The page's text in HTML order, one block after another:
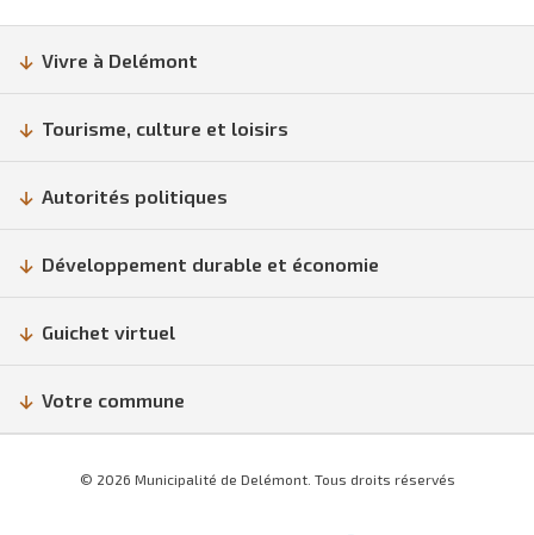
Vivre à Delémont
Tourisme, culture et loisirs
Autorités politiques
Développement durable et économie
Guichet virtuel
Votre commune
© 2026 Municipalité de Delémont. Tous droits réservés